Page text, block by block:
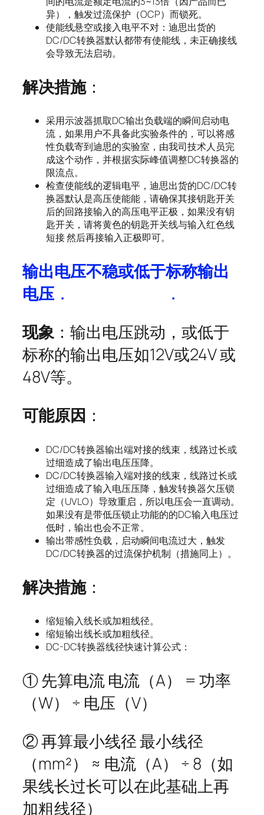
异），触发过流保护（OCP）而锁死。
使能线悬空或接入电平不对：迪思出货的
DC/DC转换器默认都带有使能线，未正确接线
会导致无法启动。
解决措施：
采用示波器抓取DC输出负载端的瞬间启动电
流，如果用户不具备此实验条件的，可以将感
性负载寄到迪思的实验室，由我司技术人员完
成这个动作，并根据实际峰值调整DC转换器的
限流点。
检查使能线的逻辑电平，迪思出货的DC/DC转
换器默认是高压使能能，请确保其接钥匙开关
后的回路接输入的高压电平正极，如果没有钥
匙开关，请将黄色的钥匙开关线与输入红色线
短接 然后再接输入正极即可。
输出电压不稳或低于标称输出
电压 .
.
现象：输出电压跳动，或低于
标称的输出电压如12V或24V 或
48V等。
可能原因 ：
DC/DC转换器输出端对接的线束，线路过长或
过细造成了输出电压压降。
DC/DC转换器输入端对接的线束，线路过长或
过细造成了输入电压压降，触发转换器欠压锁
定（UVLO）导致重启，所以电压会一直调动。
如果没有是带低压锁止功能的的DC输入电压过
低时，输出也会不正常。
输出带感性负载，启动瞬间电流过大，触发
DC/DC转换器的过流保护机制（措施同上）。
解决措施：
缩短输入线长或加粗线径。
缩短输出线长或加粗线径。
DC-DC转换器线径快速计算公式：
① 先算电流 电流（A） = 功率
（W） ÷ 电压（V）
② 再算最小线径 最小线径
（mm²） ≈ 电流（A） ÷ 8（如
果线长过长可以在此基础上再
加粗线径）